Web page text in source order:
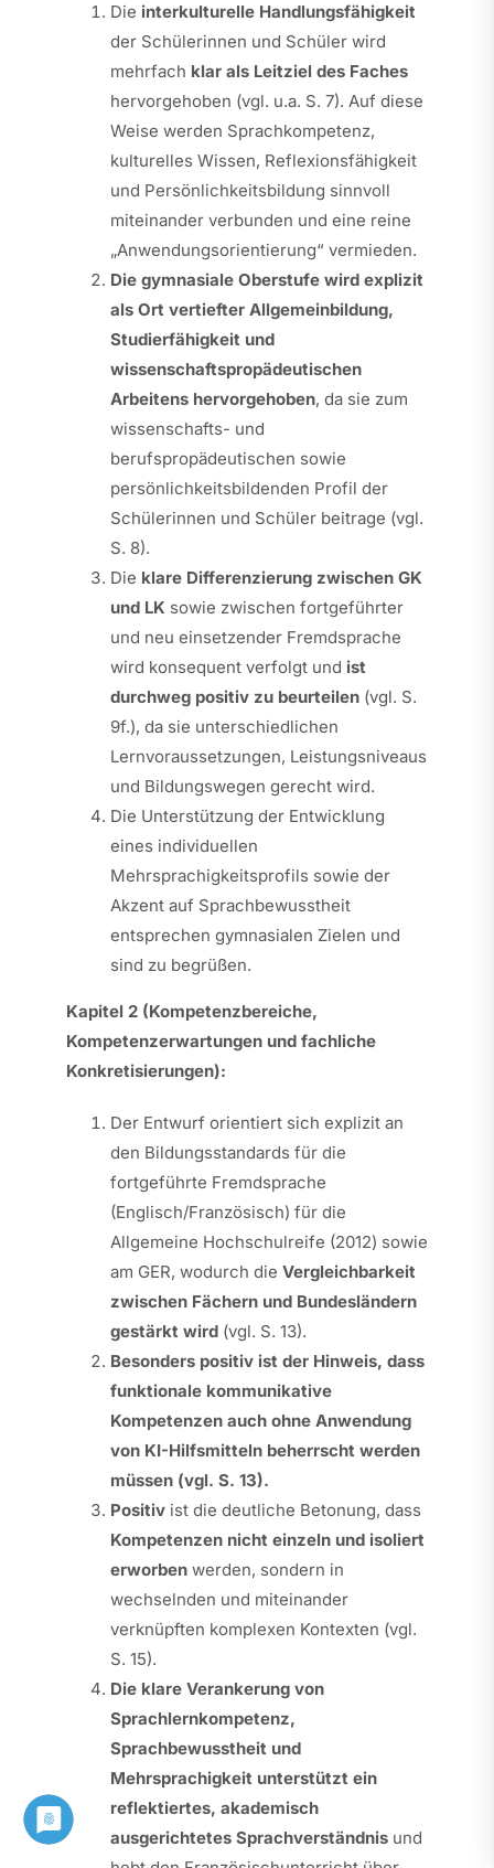
Die interkulturelle Handlungsfähigkeit
der Schülerinnen und Schüler wird
mehrfach klar als Leitziel des Faches
hervorgehoben (vgl. u.a. S. 7). Auf diese
Weise werden Sprachkompetenz,
kulturelles Wissen, Reflexionsfähigkeit
und Persönlichkeitsbildung sinnvoll
miteinander verbunden und eine reine
„Anwendungsorientierung“ vermieden.
Die gymnasiale Oberstufe wird explizit
als Ort vertiefter Allgemeinbildung,
Studierfähigkeit und
wissenschaftspropädeutischen
Arbeitens hervorgehoben, da sie zum
wissenschafts- und
berufspropädeutischen sowie
persönlichkeitsbildenden Profil der
Schülerinnen und Schüler beitrage (vgl.
S. 8).
Die klare Differenzierung zwischen GK
und LK sowie zwischen fortgeführter
und neu einsetzender Fremdsprache
wird konsequent verfolgt und ist
durchweg positiv zu beurteilen(vgl. S.
9f.), da sie unterschiedlichen
Lernvoraussetzungen, Leistungsniveaus
und Bildungswegen gerecht wird.
Die Unterstützung der Entwicklung
eines individuellen
Mehrsprachigkeitsprofils sowie der
Akzent auf Sprachbewusstheit
entsprechen gymnasialen Zielen und
sind zu begrüßen.
Kapitel 2 (Kompetenzbereiche,
Kompetenzerwartungen und fachliche
Konkretisierungen):
Der Entwurf orientiert sich explizit an
den Bildungsstandards für die
fortgeführte Fremdsprache
(Englisch/Französisch) für die
Allgemeine Hochschulreife (2012) sowie
am GER, wodurch die Vergleichbarkeit
zwischen Fächern und Bundesländern
gestärkt wird(vgl. S. 13).
Besonders positiv ist der Hinweis, dass
funktionale kommunikative
Kompetenzen auch ohne Anwendung
von KI-Hilfsmitteln beherrscht werden
müssen (vgl. S. 13).
Positivist die deutliche Betonung, dass
Kompetenzen nicht einzeln und isoliert
erworbenwerden, sondern in
wechselnden und miteinander
verknüpften komplexen Kontexten (vgl.
S. 15).
Die klare Verankerung von
Sprachlernkompetenz,
Sprachbewusstheit und
Mehrsprachigkeit unterstützt ein
reflektiertes, akademisch
ausgerichtetes Sprachverständnisund